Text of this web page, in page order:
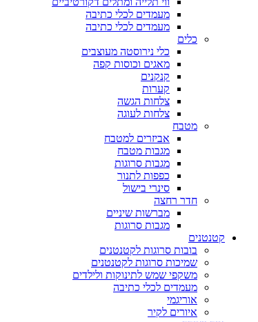
מעמדים לכלי כתיבה
מעמדים לכלי כתיבה
כלים
כלי נירוסטה מעוצבים
מאגים וכוסות קפה
קנקנים
קערות
צלחות הגשה
צלחות לעוגה
מטבח
אביזרים למטבח
מגבות מטבח
מגבות סרוגות
כפפות לתנור
סינרי בישול
חדר רחצה
מברשות שיניים
מגבות סרוגות
קטנטנים
בובות סרוגות לקטנטנים
שמיכות סרוגות לקטנטנים
משקפי שמש לתינוקות ולילדים
מעמדים לכלי כתיבה
אוריגמי
איורים לקיר